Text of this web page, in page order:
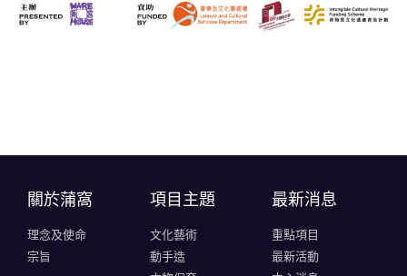
關於蒲窩​
理念及使命
宗旨
項目主題
文化藝術
動手造
最新消息
重點項目
最新活動